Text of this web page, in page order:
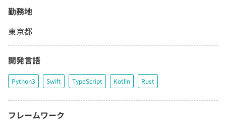
勤務地
東京都
開発言語
Python3 Swift TypeScript Kotlin Rust
フレームワーク